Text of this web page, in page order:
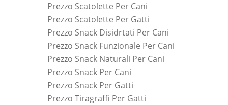
Prezzo Scatolette Per Cani
Prezzo Scatolette Per Gatti
Prezzo Snack Disidrtati Per Cani
Prezzo Snack Funzionale Per Cani
Prezzo Snack Naturali Per Cani
Prezzo Snack Per Cani
Prezzo Snack Per Gatti
Prezzo Tiragraffi Per Gatti